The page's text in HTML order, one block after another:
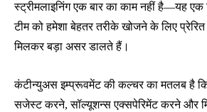
स्ट्रीमलाइनिंग एक बार का काम नहीं है—यह
टीम को हमेशा बेहतर तरीके खोजने के लिए
मिलकर बड़ा असर डालते हैं।
कंटीन्युअस इम्प्रूवमेंट की कल्चर का मतलब है कि
सजेस्ट करने, सॉल्यूशन्स एक्सपेरिमेंट करने और